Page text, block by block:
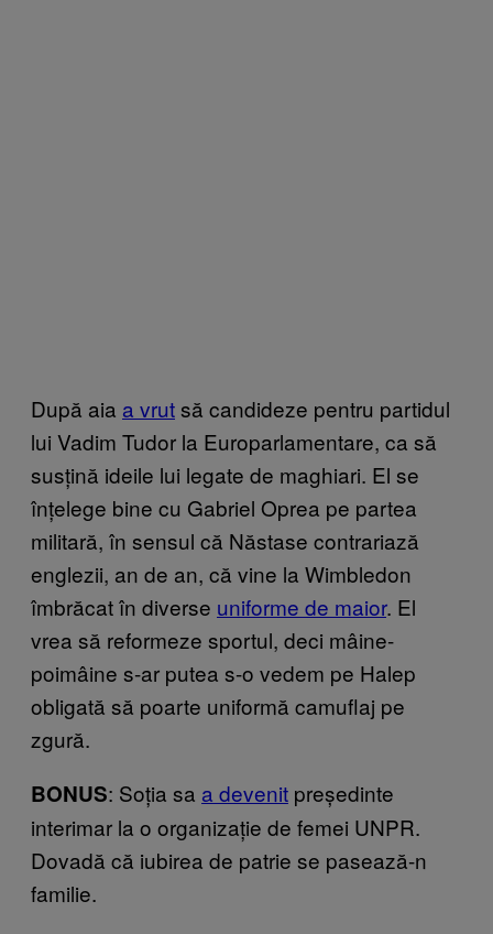
După aia a vrutsă candideze pentru partidul
lui Vadim Tudor la Europarlamentare, ca să
susțină ideile lui legate de maghiari. El se
înțelege bine cu Gabriel Oprea pe partea
militară, în sensul că Năstase contrariază
englezii, an de an, că vine la Wimbledon
îmbrăcat în diverse uniforme de maior. El
vrea să reformeze sportul, deci mâine-
poimâine s-ar putea s-o vedem pe Halep
obligată să poarte uniformă camuflaj pe
zgură.
BONUS: Soția sa a devenit președinte
interimar la o organizație de femei UNPR.
Dovadă că iubirea de patrie se pasează-n
familie.